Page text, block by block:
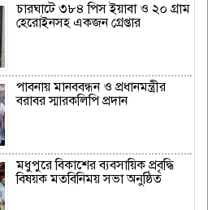
চারঘাটে ৩৮৪ পিস ইয়াবা ও ২০ গ্রাম
হেরোইনসহ একজন গ্রেপ্তার
পাবনায় মানববন্ধন ও প্রধানমন্ত্রীর
বরাবর স্মারকলিপি প্রদান
মধুপুরে বিকাশের ব্যবসায়িক প্রবৃদ্ধি
বিষয়ক মতবিনিময় সভা অনুষ্ঠিত